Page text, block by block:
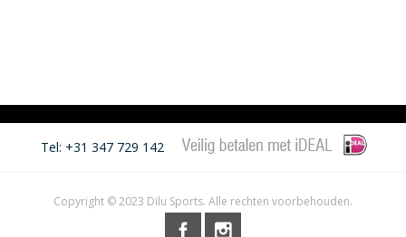
Tel: +31 347 729 142
Copyright © 2023 Dilu Sports. Alle rechten voorbehouden.